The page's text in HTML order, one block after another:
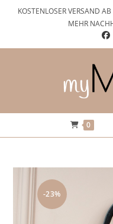
KOSTENLOSER VERSAND
MEHR
0
-23%